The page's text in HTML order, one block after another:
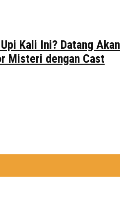
Kali Ini? Datang Akan
Misteri dengan Cast